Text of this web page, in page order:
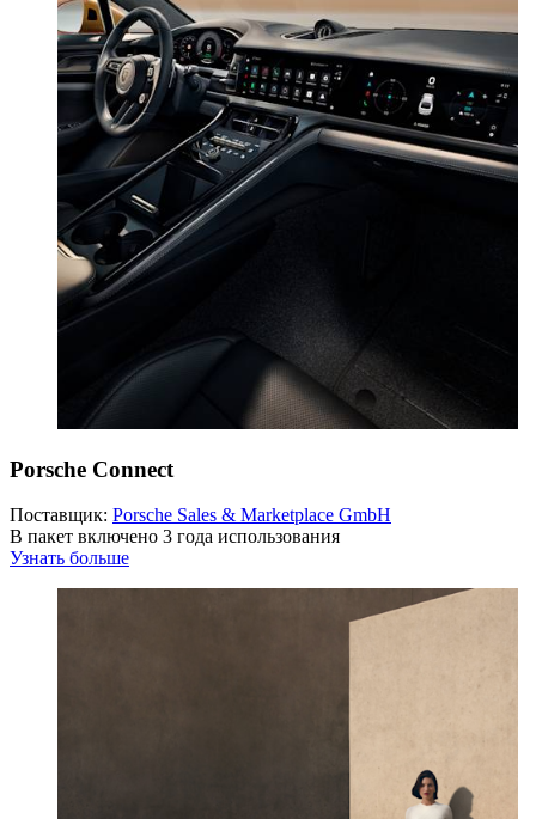
Porsche Connect
Поставщик: Porsche Sales & Marketplace GmbH
В пакет включено 3 года использования
Узнать больше